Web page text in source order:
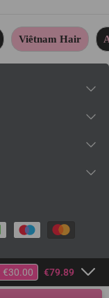
€30.00 €79.89
Viêtnam Hair